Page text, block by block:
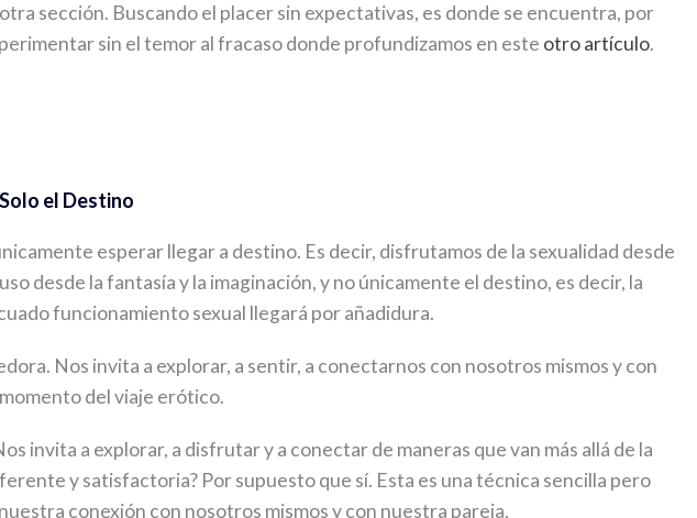
sección. Buscando el placer sin expectativas, es donde se encuentra, por
sin el temor al fracaso donde profundizamos en este otro artículo.
el Destino
esperar llegar a destino. Es decir, disfrutamos de la sexualidad desde
desde la fantasía y la imaginación, y no únicamente el destino, es decir, la
funcionamiento sexual llegará por añadidura.
Nos invita a explorar, a sentir, a conectarnos con nosotros mismos y con
del viaje erótico.
invita a explorar, a disfrutar y a conectar de maneras que van más allá de la
y satisfactoria? Por supuesto que sí. Esta es una técnica sencilla pero
conexión con nosotros mismos y con nuestra pareja.